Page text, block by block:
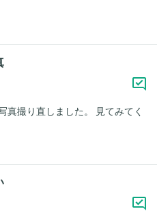
真撮り直しました。 見てみてく